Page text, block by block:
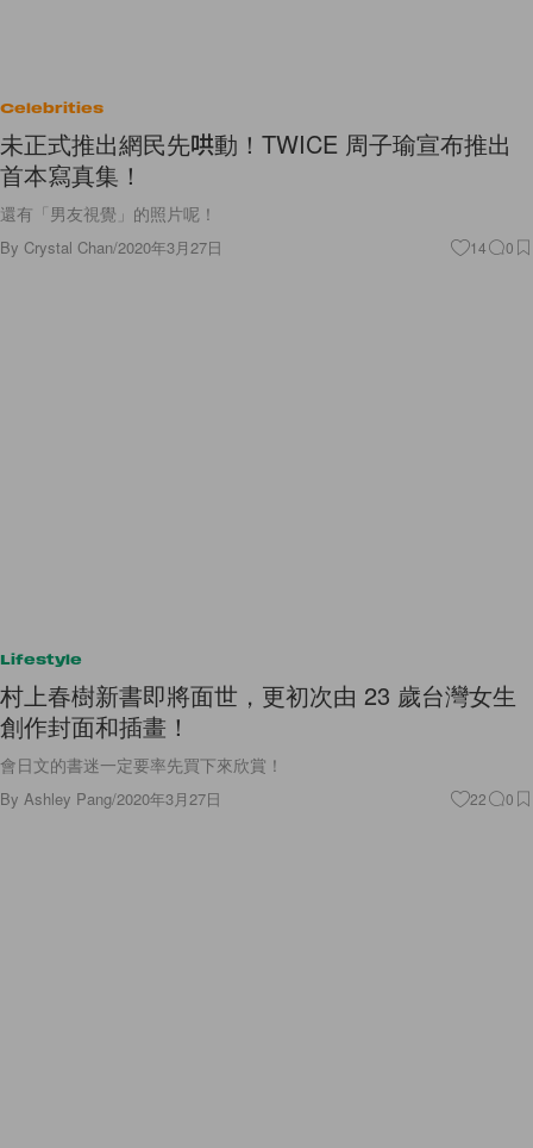
Celebrities
未正式推出網民先哄動！TWICE 周子瑜宣布推出
首本寫真集！
還有「男友視覺」的照片呢！
By Crystal Chan/2020年3月27日 14 0
Lifestyle
村上春樹新書即將面世，更初次由 23 歲台灣女生
創作封面和插畫！
會日文的書迷一定要率先買下來欣賞！
By Ashley Pang/2020年3月27日 22 0